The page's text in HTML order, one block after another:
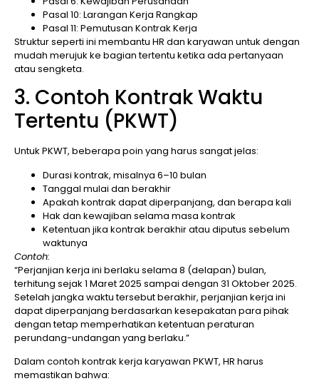
Pasal 10: Larangan Kerja Rangkap
Pasal 11: Pemutusan Kontrak Kerja
Struktur seperti ini membantu HR dan karyawan untuk dengan
mudah merujuk ke bagian tertentu ketika ada pertanyaan
atau sengketa.
3. Contoh Kontrak Waktu
Tertentu (PKWT)
Untuk PKWT, beberapa poin yang harus sangat jelas:
Durasi kontrak, misalnya 6–10 bulan
Tanggal mulai dan berakhir
Apakah kontrak dapat diperpanjang, dan berapa kali
Hak dan kewajiban selama masa kontrak
Ketentuan jika kontrak berakhir atau diputus sebelum
waktunya
Contoh:
“Perjanjian kerja ini berlaku selama 8 (delapan) bulan,
terhitung sejak 1 Maret 2025 sampai dengan 31 Oktober 2025.
Setelah jangka waktu tersebut berakhir, perjanjian kerja ini
dapat diperpanjang berdasarkan kesepakatan para pihak
dengan tetap memperhatikan ketentuan peraturan
perundang-undangan yang berlaku.”
Dalam contoh kontrak kerja karyawan PKWT, HR harus
memastikan bahwa: